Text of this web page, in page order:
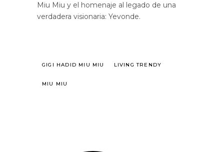
Miu Miu y el homenaje al legado de una
verdadera visionaria: Yevonde.
GIGI HADID MIU MIU LIVING TRENDY
MIU MIU